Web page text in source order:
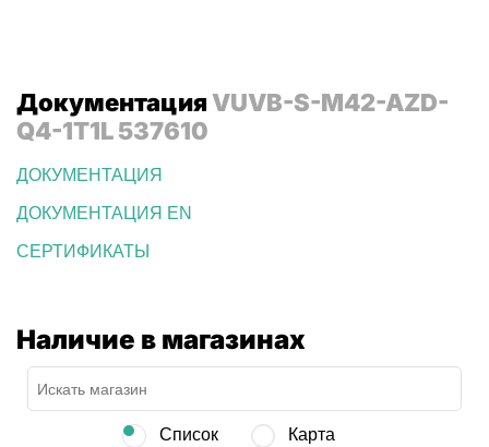
ДокументацияVUVB-S-M42-AZD-
Q4-1T1L 537610
ДОКУМЕНТАЦИЯ
ДОКУМЕНТАЦИЯ EN
СЕРТИФИКАТЫ
Наличие в магазинах
Список Карта